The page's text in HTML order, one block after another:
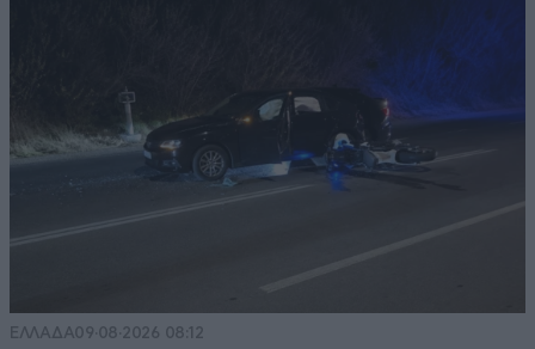
ΕΛΛΑΔΑ09·08·2026 08:12